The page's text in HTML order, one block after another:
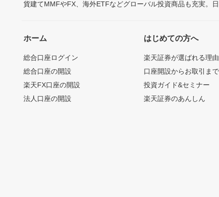
貨建てMMFやFX、海外ETFなどグローバル投資商品も充実。
ホーム
総合口座ログイン
総合口座の開設
楽天FX口座の開設
法人口座の開設
はじめての方へ
楽天証券が選ばれる理由
口座開設からお取引ま
投資ガイド&セミナー
楽天証券のあんしん